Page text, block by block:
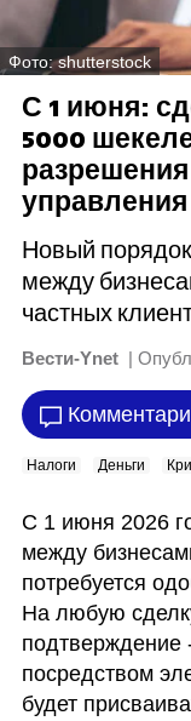
Фото: shutterstock
С 1 июня:
5000
управления
Новый
между
частных
Вести-Ynet |
Налоги Деньги
С 1 июня 2026
между
потребуется
На любую
подтверждение
посредством
будет